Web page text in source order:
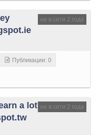
не в сети 2 года
Публикации: 0
не в сети 2 года
a lot